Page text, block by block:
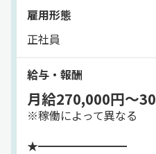
■具体的な業務内容■
━━━━━━━━━━
正社員の小型ドライバー
での配送をお任せします。
＜配送品＞
ブロックなどの建材
＜件数＞
安心できますよね！
稲沢市はもちろん、清須
岩倉市、一宮市、大治町
津島市、愛西市、名古屋
アクセスしやすいので
《地元で働きたい人には
雇用形態
正社員
給与・報酬
月給270,000円～
※稼働によって異なる
★━━━━━━━━